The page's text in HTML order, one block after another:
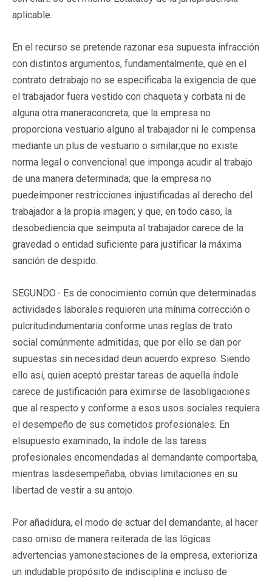
aplicable.
En el recurso se pretende razonar esa supuesta infracción
con distintos argumentos, fundamentalmente, que en el
contrato detrabajo no se especificaba la exigencia de que
el trabajador fuera vestido con chaqueta y corbata ni de
alguna otra maneraconcreta; que la empresa no
proporciona vestuario alguno al trabajador ni le compensa
mediante un plus de vestuario o similar;que no existe
norma legal o convencional que imponga acudir al trabajo
de una manera determinada; que la empresa no
puedeimponer restricciones injustificadas al derecho del
trabajador a la propia imagen; y que, en todo caso, la
desobediencia que seimputa al trabajador carece de la
gravedad o entidad suficiente para justificar la máxima
sanción de despido.
SEGUNDO.- Es de conocimiento común que determinadas
actividades laborales requieren una mínima corrección o
pulcritudindumentaria conforme unas reglas de trato
social comúnmente admitidas, que por ello se dan por
supuestas sin necesidad deun acuerdo expreso. Siendo
ello así, quien aceptó prestar tareas de aquella índole
carece de justificación para eximirse de lasobligaciones
que al respecto y conforme a esos usos sociales requiera
el desempeño de sus cometidos profesionales. En
elsupuesto examinado, la índole de las tareas
profesionales encomendadas al demandante comportaba,
mientras lasdesempeñaba, obvias limitaciones en su
libertad de vestir a su antojo.
Por añadidura, el modo de actuar del demandante, al hacer
caso omiso de manera reiterada de las lógicas
advertencias yamonestaciones de la empresa, exterioriza
un indudable propósito de indisciplina e incluso de